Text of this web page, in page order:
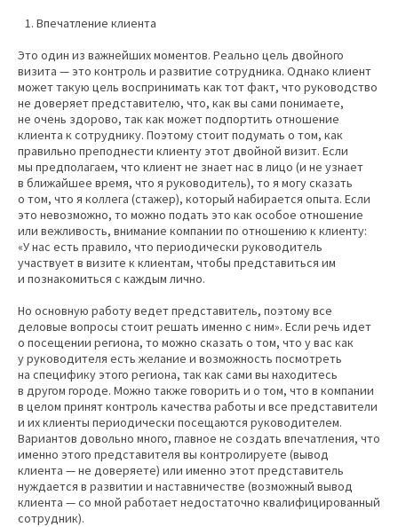
Впечатление клиента
Это один из важнейших моментов. Реально цель двойного
визита — это контроль и развитие сотрудника. Однако клиент
может такую цель воспринимать как тот факт, что руководство
не доверяет представителю, что, как вы сами понимаете,
не очень здорово, так как может подпортить отношение
клиента к сотруднику. Поэтому стоит подумать о том, как
правильно преподнести клиенту этот двойной визит. Если
мы предполагаем, что клиент не знает нас в лицо (и не узнает
в ближайшее время, что я руководитель), то я могу сказать
о том, что я коллега (стажер), который набирается опыта. Если
это невозможно, то можно подать это как особое отношение
или вежливость, внимание компании по отношению к клиенту:
«У нас есть правило, что периодически руководитель
участвует в визите к клиентам, чтобы представиться им
и познакомиться с каждым лично.
Но основную работу ведет представитель, поэтому все
деловые вопросы стоит решать именно с ним». Если речь идет
о посещении региона, то можно сказать о том, что у вас как
у руководителя есть желание и возможность посмотреть
на специфику этого региона, так как сами вы находитесь
в другом городе. Можно также говорить и о том, что в компании
в целом принят контроль качества работы и все представители
и их клиенты периодически посещаются руководителем.
Вариантов довольно много, главное не создать впечатления, что
именно этого представителя вы контролируете (вывод
клиента — не доверяете) или именно этот представитель
нуждается в развитии и наставничестве (возможный вывод
клиента — со мной работает недостаточно квалифицированный
сотрудник).